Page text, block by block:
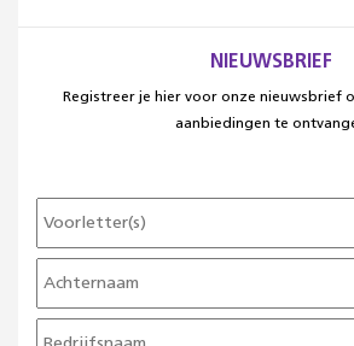
NIEUWSBRIEF
Registreer je hier voor onze nieuwsbrief
aanbiedingen te